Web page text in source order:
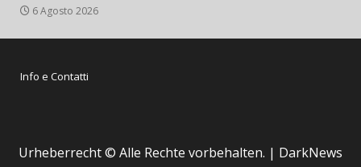
6 Agosto 2026
Info e Contatti
Urheberrecht © Alle Rechte vorbehalten. | DarkNews